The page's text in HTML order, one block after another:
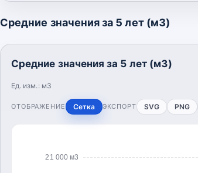
Средние значения за 5 лет (м3)
Средние значения за 5 лет (м3)
Ед. изм.: м3
ОТОБРАЖЕНИЕ Сетка ЭКСПОРТ SVG PNG
21 000 м3